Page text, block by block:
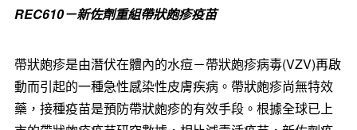
REC610－新佐劑重組帶狀皰疹疫苗
帶狀皰疹是由潛伏在體內的水痘－帶狀皰疹病毒(VZV)再啟
動而引起的一種急性感染性皮膚疾病。帶狀皰疹尚無特效
藥，接種疫苗是預防帶狀皰疹的有效手段。根據全球已上